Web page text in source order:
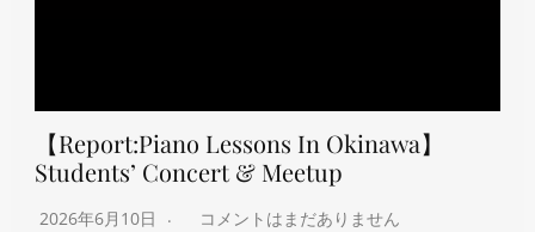
【Report:Piano Lessons In Okinawa】
Students’ Concert & Meetup
2026年6月10日 コメントはまだありません